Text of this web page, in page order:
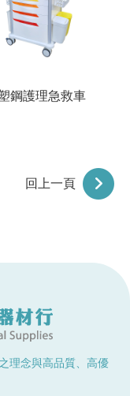
鋼護理急救車
回上一頁
理念與高品質、高優